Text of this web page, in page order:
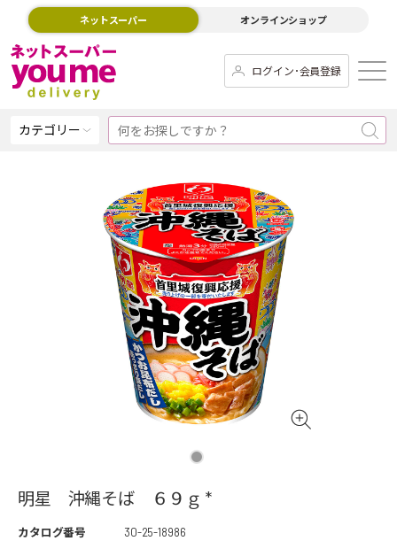
ネットスーパー オンラインショップ
ログイン･会員登録
カテゴリー
明星 沖縄そば ６９ｇ *
カタログ番号
30-25-18986